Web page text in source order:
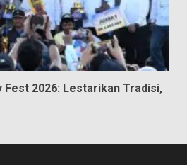
Fest 2026: Lestarikan Tradisi,